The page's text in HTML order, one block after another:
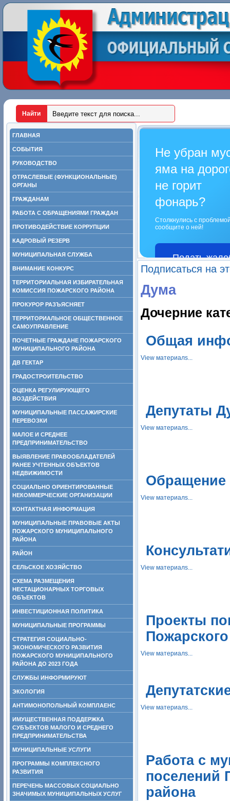
ГЛАВНАЯ
СОБЫТИЯ
РУКОВОДСТВО
ОТРАСЛЕВЫЕ (ФУНКЦИОНАЛЬНЫЕ)
ОРГАНЫ
ГРАЖДАНАМ
РАБОТА С ОБРАЩЕНИЯМИ ГРАЖДАН
ПРОТИВОДЕЙСТВИЕ КОРРУПЦИИ
КАДРОВЫЙ РЕЗЕРВ
МУНИЦИПАЛЬНАЯ СЛУЖБА
ВНИМАНИЕ КОНКУРС
ТЕРРИТОРИАЛЬНАЯ ИЗБИРАТЕЛЬНАЯ
КОМИССИЯ ПОЖАРСКОГО РАЙОНА
ПРОКУРОР РАЗЪЯСНЯЕТ
ТЕРРИТОРИАЛЬНОЕ ОБЩЕСТВЕННОЕ
САМОУПРАВЛЕНИЕ
ПОЧЕТНЫЕ ГРАЖДАНЕ ПОЖАРСКОГО
МУНИЦИПАЛЬНОГО РАЙОНА
ДВ ГЕКТАР
ГРАДОСТРОИТЕЛЬСТВО
ОЦЕНКА РЕГУЛИРУЮЩЕГО
ВОЗДЕЙСТВИЯ
МУНИЦИПАЛЬНЫЕ ПАССАЖИРСКИЕ
ПЕРЕВОЗКИ
МАЛОЕ И СРЕДНЕЕ
ПРЕДПРИНИМАТЕЛЬСТВО
ВЫЯВЛЕНИЕ ПРАВООБЛАДАТЕЛЕЙ
РАНЕЕ УЧТЕННЫХ ОБЪЕКТОВ
НЕДВИЖИМОСТИ
СОЦИАЛЬНО ОРИЕНТИРОВАННЫЕ
НЕКОММЕРЧЕСКИЕ ОРГАНИЗАЦИИ
КОНТАКТНАЯ ИНФОРМАЦИЯ
МУНИЦИПАЛЬНЫЕ ПРАВОВЫЕ АКТЫ
ПОЖАРСКОГО МУНИЦИПАЛЬНОГО
РАЙОНА
РАЙОН
СЕЛЬСКОЕ ХОЗЯЙСТВО
СХЕМА РАЗМЕЩЕНИЯ
НЕСТАЦИОНАРНЫХ ТОРГОВЫХ
ОБЪЕКТОВ
ИНВЕСТИЦИОННАЯ ПОЛИТИКА
МУНИЦИПАЛЬНЫЕ ПРОГРАММЫ
СТРАТЕГИЯ СОЦИАЛЬНО-
ЭКОНОМИЧЕСКОГО РАЗВИТИЯ
ПОЖАРСКОГО МУНИЦИПАЛЬНОГО
РАЙОНА ДО 2023 ГОДА
СЛУЖБЫ ИНФОРМИРУЮТ
ЭКОЛОГИЯ
АНТИМОНОПОЛЬНЫЙ КОМПЛАЕНС
ИМУЩЕСТВЕННАЯ ПОДДЕРЖКА
СУБЪЕКТОВ МАЛОГО И СРЕДНЕГО
ПРЕДПРИНИМАТЕЛЬСТВА
МУНИЦИПАЛЬНЫЕ УСЛУГИ
ПРОГРАММЫ КОМПЛЕКСНОГО
РАЗВИТИЯ
ПЕРЕЧЕНЬ МАССОВЫХ СОЦИАЛЬНО
ЗНАЧИМЫХ МУНИЦИПАЛЬНЫХ УСЛУГ
Не убран
яма на
не горит
фонарь?
Столкнулись с
сообщите о ней!
Подать
Подписаться на
Дума
Дочерние
Общая
View материалs...
Депутаты
View материалs...
Обращение
View материалs...
View материалs...
Проекты
View материалs...
View материалs...
Работа с
поселений
района